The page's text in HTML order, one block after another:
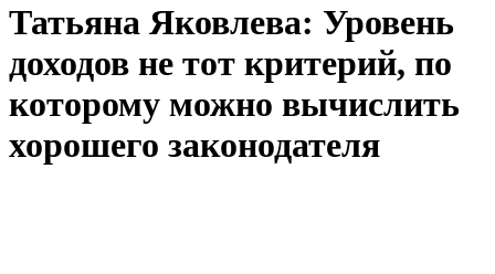
Татьяна Яковлева: Уровень
доходов не тот критерий, по
которому можно вычислить
хорошего законодателя